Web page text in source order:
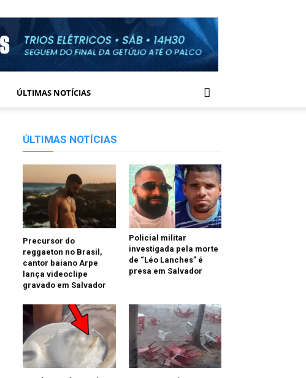
ÚLTIMAS NOTÍCIAS
ÚLTIMAS NOTÍCIAS
Precursor do
reggaeton no Brasil,
cantor baiano Arpe
lança videoclipe
gravado em Salvador
Policial militar
investigada pela morte
de “Léo Lanches” é
presa em Salvador